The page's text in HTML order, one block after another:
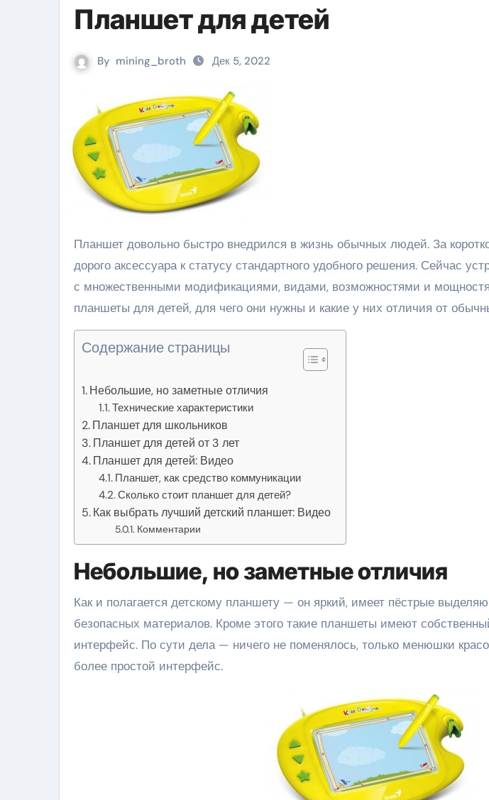
Планшет для детей
By mining_broth Дек 5, 2022
Планшет довольно быстро внедрился в жизнь обычных людей. За короткое время он перешёл от статуса
дорого аксессуара к статусу стандартного удобного решения. Сейчас
с множественными модификациями, видами, возможностями и
планшеты для детей, для чего они нужны и какие у них отличия от
Содержание страницы
Небольшие, но заметные отличия
Технические характеристики
Планшет для школьников
Планшет для детей от 3 лет
Планшет для детей: Видео
Планшет, как средство коммуникации
Сколько стоит планшет для детей?
Как выбрать лучший детский планшет: Видео
Комментарии
Небольшие, но заметные отличия
Как и полагается детскому планшету — он яркий, имеет пёстрые
безопасных материалов. Кроме этого такие планшеты имеют
интерфейс. По сути дела — ничего не поменялось, только менюшки
более простой интерфейс.